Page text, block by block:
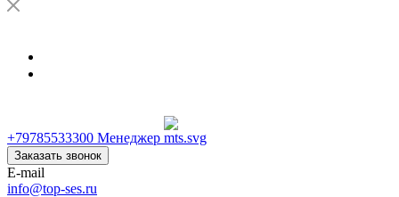
+79785533300 Менеджер
Заказать звонок
E-mail
info@top-ses.ru